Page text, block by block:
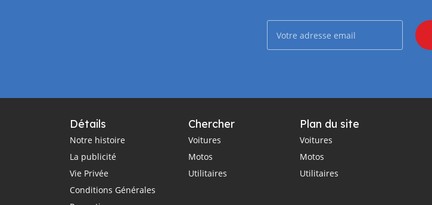
Détails
Notre histoire
La publicité
Vie Privée
Conditions Générales
Chercher
Voitures
Motos
Utilitaires
Plan du site
Voitures
Motos
Utilitaires